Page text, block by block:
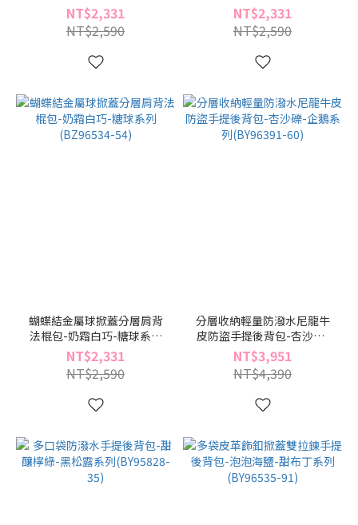
(BZ96534-91)
NT$2,331
NT$2,590
(BZ96534-75)
NT$2,331
NT$2,590
蝴蝶結金屬球掀蓋分層肩背
法棍包-奶霜白巧-糖球系列
(BZ96534-54)
NT$2,331
NT$2,590
分層收納輕量防潑水尼龍牛
皮防盜手提後背包-杏沙礫-
企鵝系列(BY96391-60)
NT$3,951
NT$4,390